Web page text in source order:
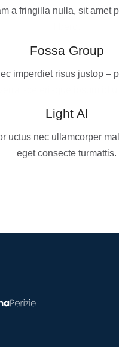
a fringilla nulla, sit amet
Fossa Group
imperdiet risus justop –
Light AI
uctus nec ullamcorper
eget consecte turmattis.